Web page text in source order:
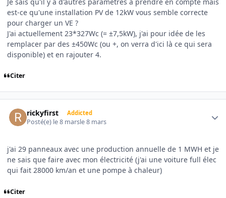
est-ce qu'une installation PV de 12kW vous semble correcte
pour charger un VE ?
J'ai actuellement 23*327Wc (= ±7,5kW), j'ai pour idée de les
remplacer par des ±450Wc (ou +, on verra d'ici là ce qui sera
disponible) et en rajouter 4.
Citer
rickyfirst Addicted
Posté(e) le 8 marsle 8 mars
j'ai 29 panneaux avec une production annuelle de 1 MWH et je
ne sais que faire avec mon électricité (j'ai une voiture full élec
qui fait 28000 km/an et une pompe à chaleur)
Citer